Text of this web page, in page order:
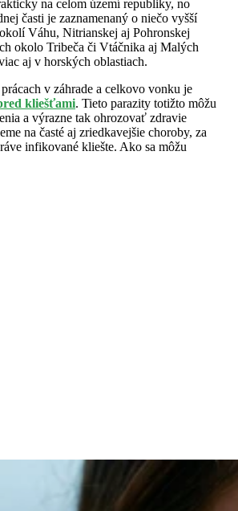
na celom území republiky, no
časti je zaznamenaný o niečo vyšší
Váhu, Nitrianskej aj Pohronskej
okolo Tribeča či Vtáčnika aj Malých
aj v horských oblastiach.
v záhrade a celkovo vonku je
kliešťami. Tieto parazity totižto môžu
a výrazne tak ohrozovať zdravie
na časté aj zriedkavejšie choroby, za
infikované kliešte. Ako sa môžu